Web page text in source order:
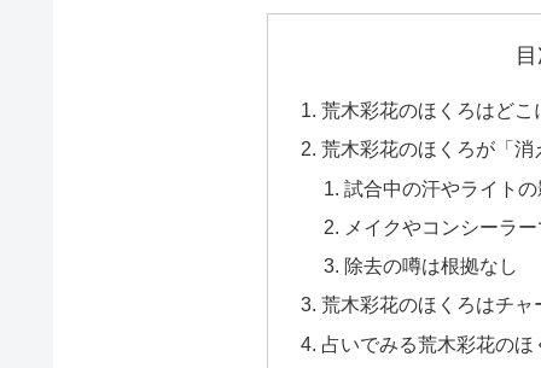
荒木彩花のほくろはど
荒木彩花のほくろが「
試合中の汗やライト
メイクやコンシーラ
除去の噂は根拠なし
荒木彩花のほくろはチ
占いでみる荒木彩花のほ